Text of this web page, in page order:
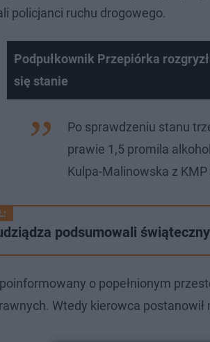
policjanci ruchu drogowego.
Podpułkownik Przepiórka
się stanie
Po sprawdzeniu stanu
prawie 1,5 promila
Kulpa-Malinowska z
podsumowali
o popełnionym
Wtedy kierowca postanowił